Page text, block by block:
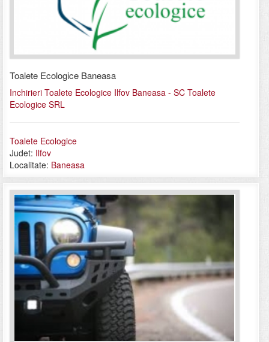
Toalete Ecologice Baneasa
Inchirieri Toalete Ecologice Ilfov Baneasa - SC Toalete
Ecologice SRL
Toalete Ecologice
Judet: Ilfov
Localitate: Baneasa